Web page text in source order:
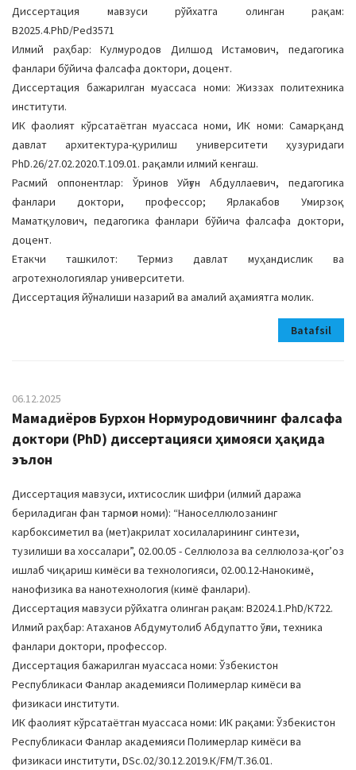
Диссертация мавзуси рўйхатга олинган рақам:
В2025.4.PhD/Ped3571
Илмий раҳбар: Кулмуродов Дилшод Истамович, педагогика
фанлари бўйича фалсафа доктори, доцент.
Диссертация бажарилган муассаса номи: Жиззах политехника
институти.
ИК фаолият кўрсатаётган муассаса номи, ИК номи: Самарқанд
давлат архитектура-қурилиш университети ҳузуридаги
PhD.26/27.02.2020.Т.109.01. рақамли илмий кенгаш.
Расмий оппонентлар: Ўринов Уйғун Абдуллаевич, педагогика
фанлари доктори, профессор; Ярлакабов Умирзоқ
Маматқулович, педагогика фанлари бўйича фалсафа доктори,
доцент.
Етакчи ташкилот: Термиз давлат муҳандислик ва
агротехнологиялар университети.
Диссертация йўналиши назарий ва амалий аҳамиятга молик.
Batafsil
06.12.2025
Мамадиёров Бурхон Нормуродовичнинг фалсафа
доктори (PhD) диссертацияси ҳимояси ҳақида
эълон
Диссертация мавзуси, ихтисослик шифри (илмий даража
бериладиган фан тармоғи номи): “Наноселлюлозанинг
карбоксиметил ва (мет)акрилат хосилаларининг синтези,
тузилиши ва хоссалари”, 02.00.05 - Селлюлоза ва селлюлоза-қогʼоз
ишлаб чиқариш кимёси ва технологияси, 02.00.12-Нанокимё,
нанофизика ва нанотехнология (кимё фанлари).
Диссертация мавзуси рўйхатга олинган рақам: В2024.1.PhD/К722.
Илмий раҳбар: Атаханов Абдумутолиб Абдупатто ўғли, техника
фанлари доктори, профессор.
Диссертация бажарилган муассаса номи: Ўзбекистон
Республикаси Фанлар академияси Полимерлар кимёси ва
физикаси институти.
ИК фаолият кўрсатаётган муассаса номи: ИК рақами: Ўзбекистон
Республикаси Фанлар академияси Полимерлар кимёси ва
физикаси институти, DSc.02/30.12.2019.К/FM/Т.36.01.